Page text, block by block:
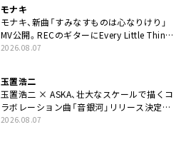
モナキ
モナキ、新曲「すみなすものは心なりけり」
MV公開。RECのギターにEvery Little Thing・
伊藤一朗参加も
2026.08.07
玉置浩二
玉置浩二 × ASKA、壮大なスケールで描くコ
ラボレーション曲「音銀河」リリース決定。
カップリングには新曲「命の宿り」収録も
2026.08.07